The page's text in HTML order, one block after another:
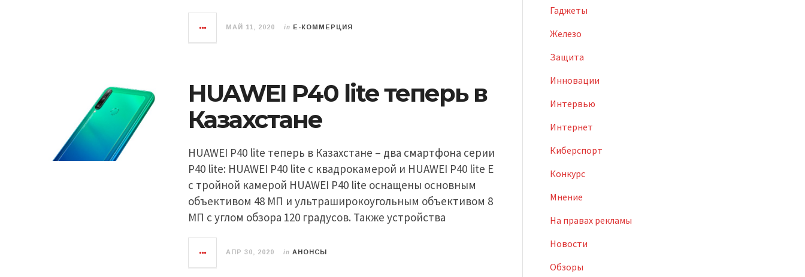
МАЙ 11, 2020 in E-КОММЕРЦИЯ
HUAWEI P40 lite теперь в
Казахстане
HUAWEI P40 lite теперь в Казахстане – два смартфона серии
P40 lite: HUAWEI P40 lite с квадрокамерой и HUAWEI P40 lite Е
с тройной камерой HUAWEI P40 lite оснащены основным
объективом 48 МП и ультраширокоугольным объективом 8
МП с углом обзора 120 градусов. Также устройства
АПР 30, 2020 in АНОНСЫ
Гаджеты
Железо
Защита
Инновации
Интервью
Интернет
Киберспорт
Конкурс
Мнение
На правах рекламы
Новости
Обзоры